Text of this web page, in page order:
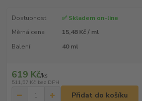
Dostupnost
✅ Skladem on-line
Měrná cena
15,48 Kč / ml
Balení
40 ml
619 Kč/ks
511,57 Kč bez DPH
Přidat do košíku